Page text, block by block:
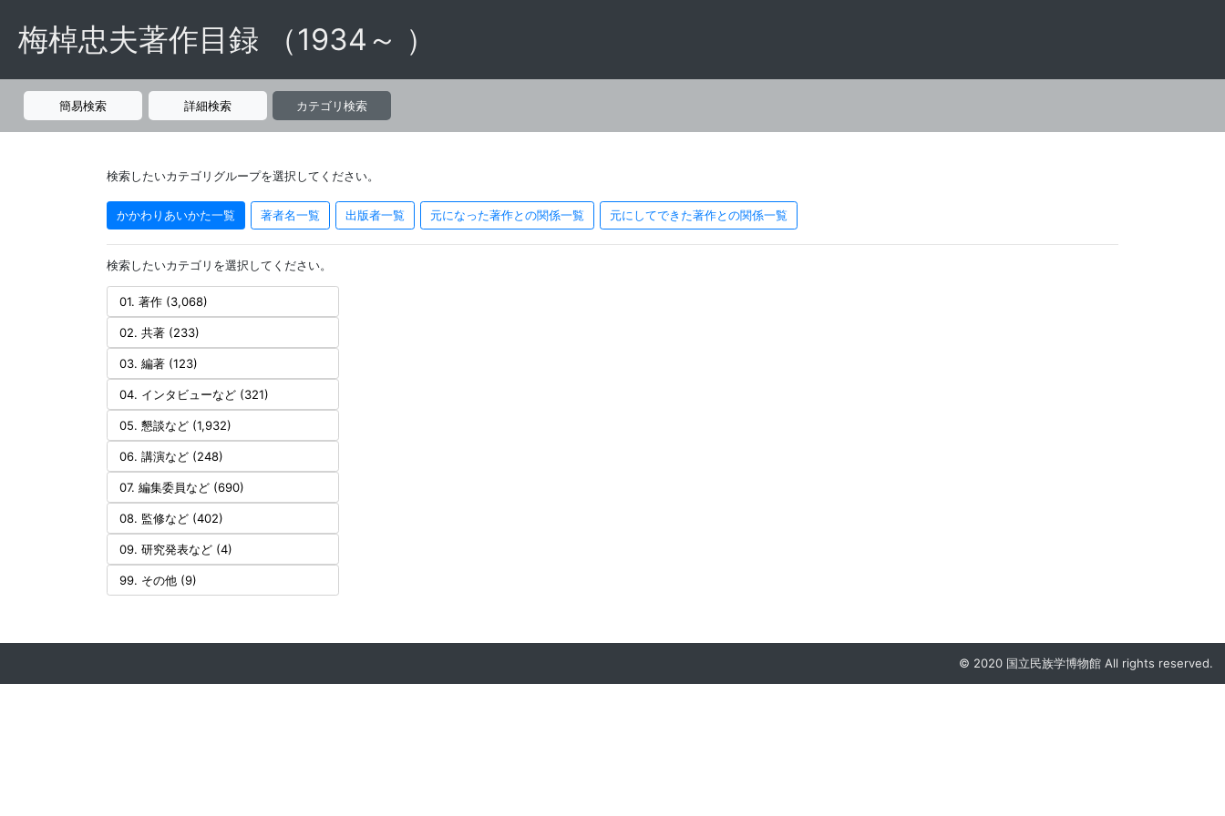
梅棹忠夫著作目録 （1934～ ）
簡易検索 詳細検索 カテゴリ検索
検索したいカテゴリグループを選択してください。
かかわりあいかた一覧 著者名一覧 出版者一覧 元になった著作との関係一覧 元にしてできた著作との関係一覧
検索したいカテゴリを選択してください。
01. 著作 (3,068)
02. 共著 (233)
03. 編著 (123)
04. インタビューなど (321)
05. 懇談など (1,932)
06. 講演など (248)
07. 編集委員など (690)
08. 監修など (402)
09. 研究発表など (4)
99. その他 (9)
© 2020 国立民族学博物館 All rights reserved.